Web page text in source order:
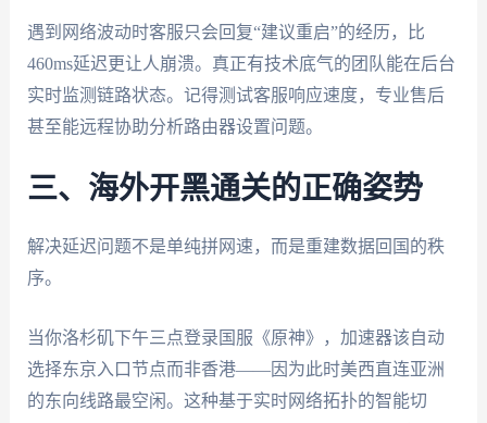
遇到网络波动时客服只会回复“建议重启”的经历，比
460ms延迟更让人崩溃。真正有技术底气的团队能在后台
实时监测链路状态。记得测试客服响应速度，专业售后
甚至能远程协助分析路由器设置问题。
三、海外开黑通关的正确姿势
解决延迟问题不是单纯拼网速，而是重建数据回国的秩
序。
当你洛杉矶下午三点登录国服《原神》，加速器该自动
选择东京入口节点而非香港——因为此时美西直连亚洲
的东向线路最空闲。这种基于实时网络拓扑的智能切